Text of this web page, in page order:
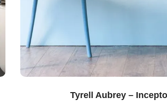
Tyrell Aubrey –